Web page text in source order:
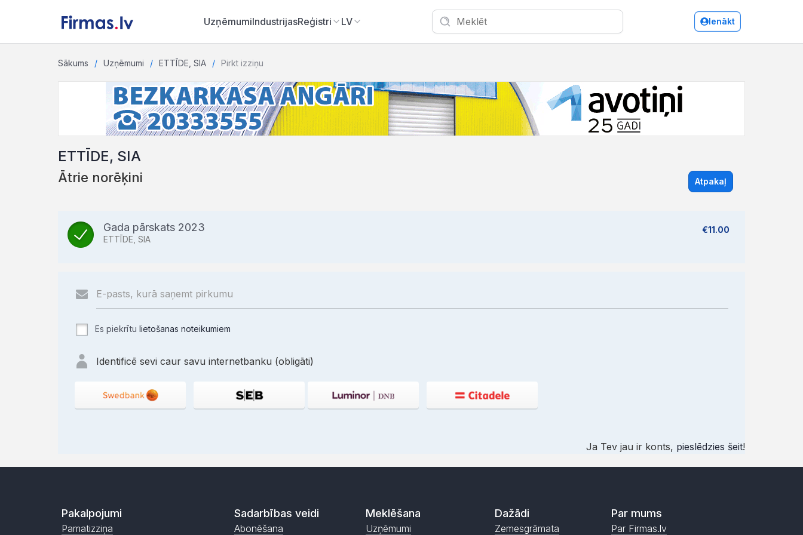
UzņēmumiIndustrijasReģistri LV Ienākt
Sākums Uzņēmumi ETTĪDE, SIA Pirkt izziņu
ETTĪDE, SIA
Ātrie norēķini Atpakaļ
Gada pārskats 2023
ETTĪDE, SIA
€11.00
Es piekrītu lietošanas noteikumiem
Identificē sevi caur savu internetbanku (obligāti)
Ja Tev jau ir konts, pieslēdzies šeit!
Pakalpojumi
Pamatizziņa
Sadarbības veidi
Abonēšana
Meklēšana
Uzņēmumi
Dažādi
Zemesgrāmata
Par mums
Par Firmas.lv